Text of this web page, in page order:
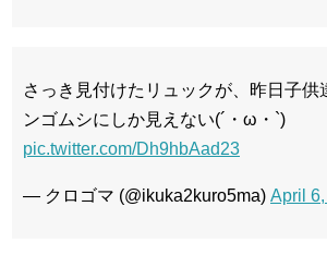
さっき見付けたリュックが、昨日子供
ンゴムシにしか見えない(´・ω・`)
pic.twitter.com/Dh9hbAad23
— クロゴマ (@ikuka2kuro5ma) April